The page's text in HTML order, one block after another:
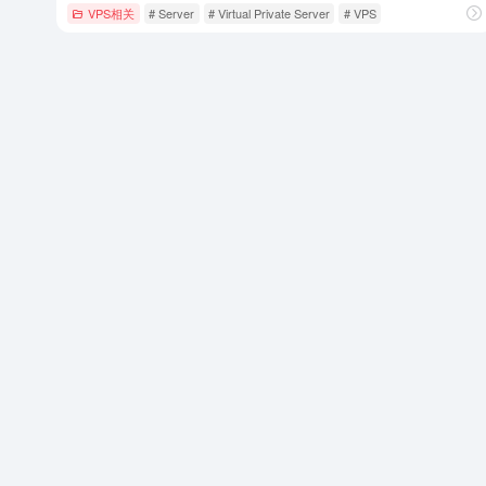
VPS相关 # Server # Virtual Private Server # VPS